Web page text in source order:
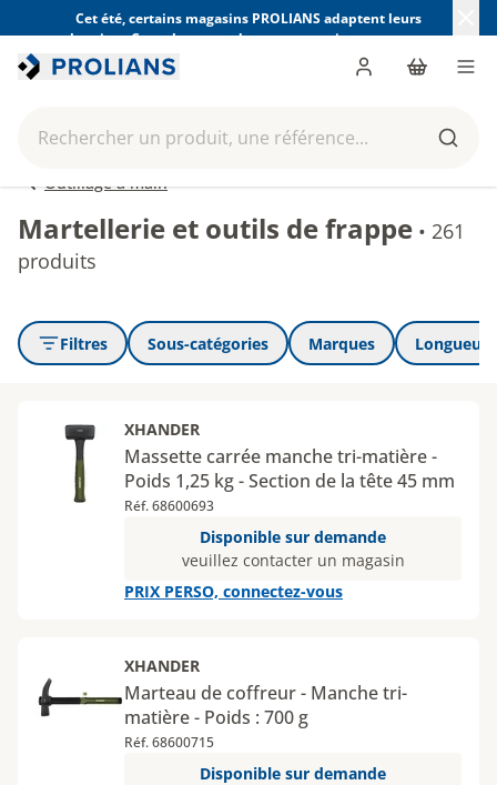
Cet été, certains magasins PROLIANS adaptent leurs
horaires. Consultez ceux de votre magasin avant votre
visite.
Rechercher un produit, une référence...
Panier
Outillage à main
Martellerie et outils de frappe • 261
produits
Filtres Sous-catégories Marques Longueur
XHANDER
Massette carrée manche tri-matière -
Poids 1,25 kg - Section de la tête 45 mm
Réf. 68600693
Disponible sur demande
veuillez contacter un magasin
PRIX PERSO, connectez-vous
XHANDER
Marteau de coffreur - Manche tri-
matière - Poids : 700 g
Réf. 68600715
Disponible sur demande